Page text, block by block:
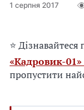
1 серпня 2017
⭐
«Кадровик-01»
пропустити